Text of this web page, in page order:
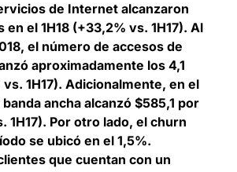
de Internet alcanzaron
el 1H18 (+33,2% vs. 1H17). Al
el número de accesos de
aproximadamente los 4,1
1H17). Adicionalmente, en el
banda ancha alcanzó $585,1 por
1H17). Por otro lado, el churn
se ubicó en el 1,5%.
que cuentan con un